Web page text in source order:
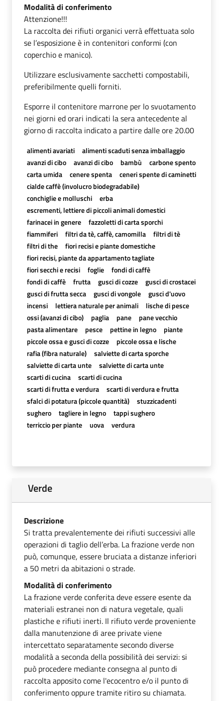
Modalità di conferimento
Attenzione!!!
La raccolta dei rifiuti organici verrà effettuata solo
se l’esposizione è in contenitori conformi (con
coperchio e manico).
Utilizzare esclusivamente sacchetti compostabili,
preferibilmente quelli forniti.
Esporre il contenitore marrone per lo svuotamento
nei giorni ed orari indicati la sera antecedente al
giorno di raccolta indicato a partire dalle ore 20.00
alimenti avariati
alimenti scaduti senza imballaggio
avanzi di cibo
avanzi di cibo bambù
carbone spento
carta umida
cenere spenta
ceneri spente di caminetti
cialde caffè (involucro biodegradabile)
conchiglie e molluschi
erba
escrementi, lettiere di piccoli animali domestici
farinacei in genere
fazzoletti di carta sporchi
fiammiferi
filtri da tè, caffè, camomilla
filtri di tè
filtri di the
fiori recisi e piante domestiche
fiori recisi, piante da appartamento tagliate
fiori secchi e recisi
foglie
fondi di caffè
fondi di caffè
frutta gusci di cozze
gusci di crostacei
gusci di frutta secca
gusci di vongole
gusci d'uovo
incensi
lettiera naturale per animali
lische di pesce
ossi (avanzi di cibo)
paglia pane
pane vecchio
pasta alimentare
pesce pettine in legno
piante
piccole ossa e gusci di cozze
piccole ossa e lische
rafia (fibra naturale)
salviette di carta sporche
salviette di carta unte
salviette di carta unte
scarti di cucina
scarti di cucina
scarti di frutta e verdura
scarti di verdura e frutta
sfalci di potatura (piccole quantità)
stuzzicadenti
sughero
tagliere in legno
tappi sughero
terriccio per piante
uova verdura
Verde
Descrizione
Si tratta prevalentemente dei rifiuti successivi alle
operazioni di taglio dell’erba. La frazione verde non
può, comunque, essere bruciata a distanze inferiori
a 50 metri da abitazioni o strade.
Modalità di conferimento
La frazione verde conferita deve essere esente da
materiali estranei non di natura vegetale, quali
plastiche e rifiuti inerti. Il rifiuto verde proveniente
dalla manutenzione di aree private viene
intercettato separatamente secondo diverse
modalità a seconda della possibilità dei servizi: si
può procedere mediante consegna al punto di
raccolta apposito come l'ecocentro e/o il punto di
conferimento oppure tramite ritiro su chiamata.